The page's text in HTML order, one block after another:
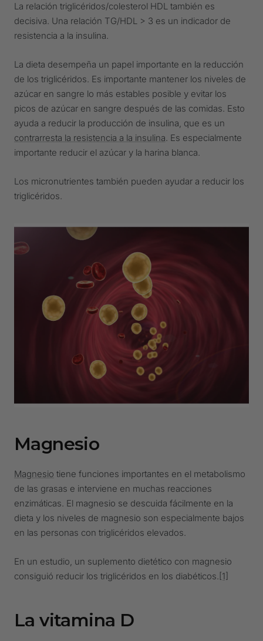
La relación triglicéridos/colesterol HDL también es
decisiva. Una relación TG/HDL > 3 es un indicador de
resistencia a la insulina.
La dieta desempeña un papel importante en la reducción
de los triglicéridos. Es importante mantener los niveles de
azúcar en sangre lo más estables posible y evitar los
picos de azúcar en sangre después de las comidas. Esto
ayuda a reducir la producción de insulina, que es un
contrarresta la resistencia a la insulina. Es especialmente
importante reducir el azúcar y la harina blanca.
Los micronutrientes también pueden ayudar a reducir los
triglicéridos.
Magnesio
Magnesio tiene funciones importantes en el metabolismo
de las grasas e interviene en muchas reacciones
enzimáticas. El magnesio se descuida fácilmente en la
dieta y los niveles de magnesio son especialmente bajos
en las personas con triglicéridos elevados.
En un estudio, un suplemento dietético con magnesio
consiguió reducir los triglicéridos en los diabéticos. [1]
La vitamina D